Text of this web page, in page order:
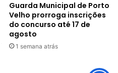
Guarda Municipal de Porto
Velho prorroga inscrições
do concurso até 17 de
agosto
1 semana atrás